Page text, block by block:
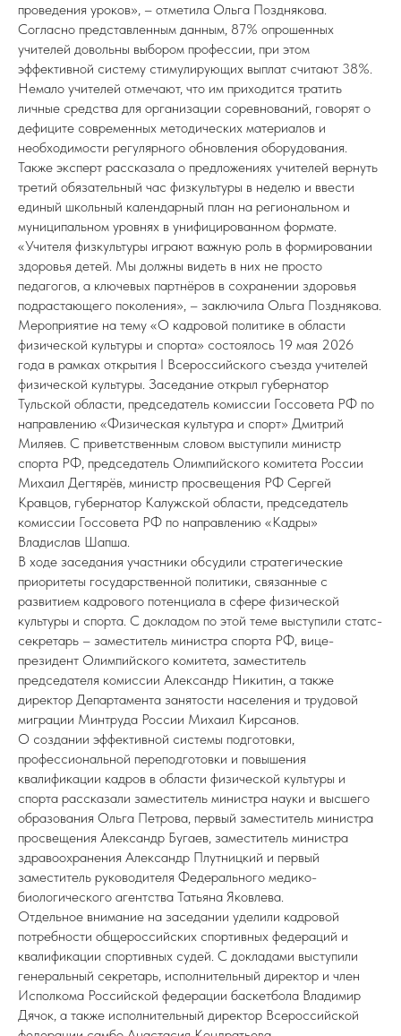
проведения уроков», – отметила Ольга Позднякова.
Согласно представленным данным, 87% опрошенных
учителей довольны выбором профессии, при этом
эффективной систему стимулирующих выплат считают 38%.
Немало учителей отмечают, что им приходится тратить
личные средства для организации соревнований, говорят о
дефиците современных методических материалов и
необходимости регулярного обновления оборудования.
Также эксперт рассказала о предложениях учителей вернуть
третий обязательный час физкультуры в неделю и ввести
единый школьный календарный план на региональном и
муниципальном уровнях в унифицированном формате.
«Учителя физкультуры играют важную роль в формировании
здоровья детей. Мы должны видеть в них не просто
педагогов, а ключевых партнёров в сохранении здоровья
подрастающего поколения», – заключила Ольга Позднякова.
Мероприятие на тему «О кадровой политике в области
физической культуры и спорта» состоялось 19 мая 2026
года в рамках открытия I Всероссийского съезда учителей
физической культуры. Заседание открыл губернатор
Тульской области, председатель комиссии Госсовета РФ по
направлению «Физическая культура и спорт» Дмитрий
Миляев. С приветственным словом выступили министр
спорта РФ, председатель Олимпийского комитета России
Михаил Дегтярёв, министр просвещения РФ Сергей
Кравцов, губернатор Калужской области, председатель
комиссии Госсовета РФ по направлению «Кадры»
Владислав Шапша.
В ходе заседания участники обсудили стратегические
приоритеты государственной политики, связанные с
развитием кадрового потенциала в сфере физической
культуры и спорта. С докладом по этой теме выступили статс-
секретарь – заместитель министра спорта РФ, вице-
президент Олимпийского комитета, заместитель
председателя комиссии Александр Никитин, а также
директор Департамента занятости населения и трудовой
миграции Минтруда России Михаил Кирсанов.
О создании эффективной системы подготовки,
профессиональной переподготовки и повышения
квалификации кадров в области физической культуры и
спорта рассказали заместитель министра науки и высшего
образования Ольга Петрова, первый заместитель министра
просвещения Александр Бугаев, заместитель министра
здравоохранения Александр Плутницкий и первый
заместитель руководителя Федерального медико-
биологического агентства Татьяна Яковлева.
Отдельное внимание на заседании уделили кадровой
потребности общероссийских спортивных федераций и
квалификации спортивных судей. С докладами выступили
генеральный секретарь, исполнительный директор и член
Исполкома Российской федерации баскетбола Владимир
Дячок, а также исполнительный директор Всероссийской